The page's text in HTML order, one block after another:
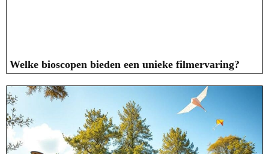
Welke bioscopen bieden een unieke filmervaring?